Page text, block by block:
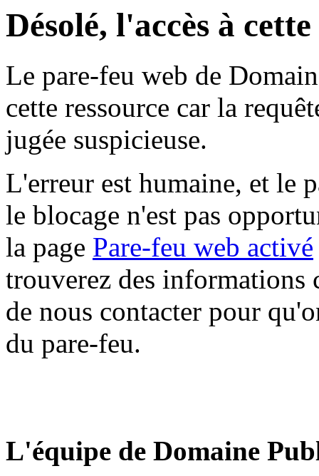
Désolé, l'accès à
Le pare-feu web de
cette ressource car la
jugée suspicieuse.
L'erreur est humaine, et le
le blocage n'est pas
la page Pare-feu web activé
trouverez des informations
de nous contacter pour
du pare-feu.
L'équipe de Domaine